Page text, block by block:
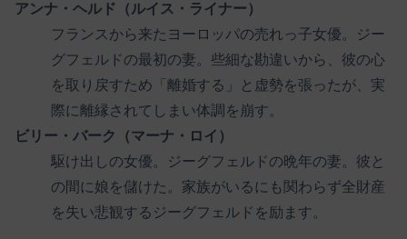
アンナ・ヘルド（ルイス・ライナー）
フランスから来たヨーロッパの売れっ子女優。ジー
グフェルドの最初の妻。些細な勘違いから、彼の心
を取り戻すため「離婚する」と虚勢を張ったが、実
際に離縁されてしまい体調を崩す。
ビリー・バーク（マーナ・ロイ）
駆け出しの女優。ジーグフェルドの晩年の妻。彼と
の間に娘を儲けた。家族がいるにも関わらず全財産
を失い悲観するジーグフェルドを励ます。